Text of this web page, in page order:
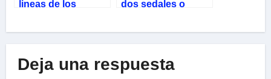
lineas de los
dos sedales o
Deja una respuesta